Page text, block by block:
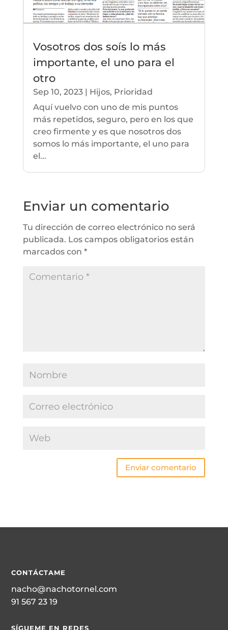
Vosotros dos soís lo más
importante, el uno para el
otro
Sep 10, 2023| Hijos, Prioridad
Aquí vuelvo con uno de mis puntos
más repetidos, seguro, pero en los que
creo firmente y es que nosotros dos
somos lo más importante, el uno para
el...
Enviar un comentario
Tu dirección de correo electrónico no será
publicada. Los campos obligatorios están
marcados con *
Enviar comentario
CONTÁCTAME
nacho@nachotornel.com
91 567 23 19
SÍGUEME EN REDES